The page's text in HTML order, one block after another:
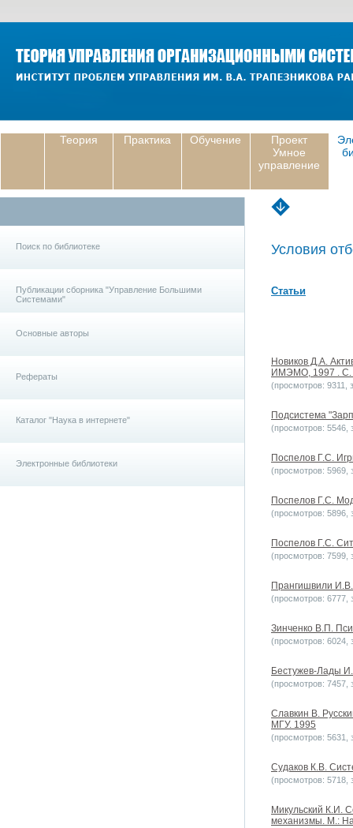
Теория Практика Обучение
Проект
Умное
управление
Поиск по библиотеке
Публикации сборника "Управление Большими
Системами"
Основные авторы
Рефераты
Каталог "Наука в интернете"
Электронные библиотеки
Условия
Статьи
Новиков Д.А.
ИМЭМО, 1997 . С.
(просмотров: 9311,
Подсистема
(просмотров: 5546,
Поспелов Г.С.
(просмотров: 5969,
Поспелов Г.С.
(просмотров: 5896,
Поспелов Г.С.
(просмотров: 7599,
Прангишвили
(просмотров: 6777,
Зинченко В.П.
(просмотров: 6024,
Бестужев-Лады
(просмотров: 7457,
Славкин В.
МГУ. 1995
(просмотров: 5631,
Судаков К.В.
(просмотров: 5718,
Микульский К.И.
механизмы. М.: